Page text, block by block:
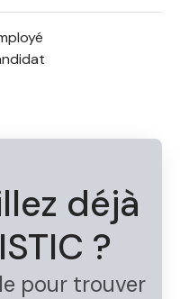
déjà
?
pour trouver